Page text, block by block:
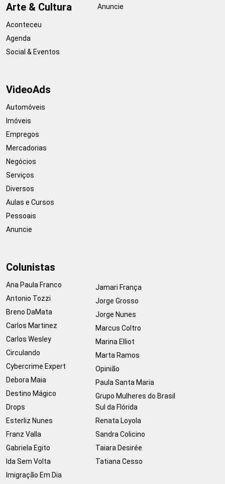
Arte & Cultura
Aconteceu
Agenda
Social & Eventos
Anuncie
VideoAds
Automóveis
Imóveis
Empregos
Mercadorias
Negócios
Serviços
Diversos
Aulas e Cursos
Pessoais
Anuncie
Colunistas
Ana Paula Franco
Antonio Tozzi
Breno DaMata
Carlos Martinez
Carlos Wesley
Circulando
Cybercrime Expert
Debora Maia
Destino Mágico
Drops
Esterliz Nunes
Franz Valla
Gabriela Egito
Ida Sem Volta
Imigração Em Dia
Jamari França
Jorge Grosso
Jorge Nunes
Marcus Coltro
Marina Elliot
Marta Ramos
Opinião
Paula Santa Maria
Grupo Mulheres do Brasil
Sul da Flórida
Renata Loyola
Sandra Colicino
Taiara Desirée
Tatiana Cesso